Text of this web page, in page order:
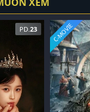
PD. 23 C-MOVIE